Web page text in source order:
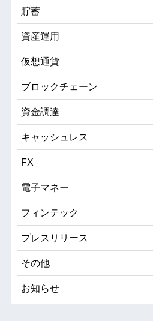
貯蓄
資産運用
仮想通貨
ブロックチェーン
資金調達
キャッシュレス
FX
電子マネー
フィンテック
プレスリリース
その他
お知らせ